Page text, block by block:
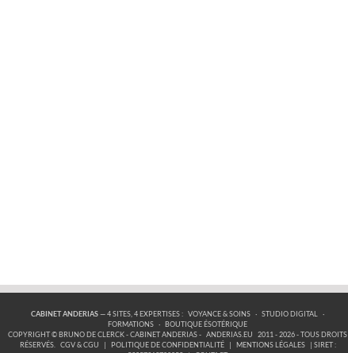
CABINET ANDERIAS— 4 SITES, 4 EXPERTISES : VOYANCE & SOINS · STUDIO DIGITAL ·
FORMATIONS ·
BOUTIQUE ÉSOTÉRIQUE
COPYRIGHT © BRUNO DE CLERCK - CABINET ANDERIAS - ANDERIAS.EU
2011 - 2026 - TOUS DROITS
RÉSERVÉS. CGV & CGU POLITIQUE DE CONFIDENTIALITÉ MENTIONS LÉGALES
| SIRET :